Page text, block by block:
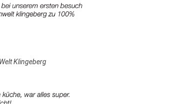
Klingeberg